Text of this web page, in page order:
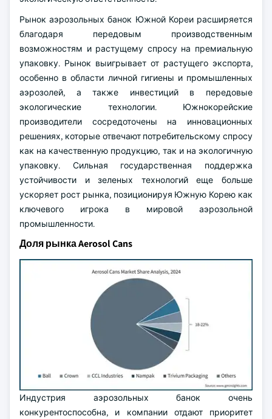
Рынок аэрозольных банок Южной Кореи расширяется
благодаря передовым производственным
возможностям и растущему спросу на премиальную
упаковку. Рынок выигрывает от растущего экспорта,
особенно в области личной гигиены и промышленных
аэрозолей, а также инвестиций в передовые
экологические технологии. Южнокорейские
производители сосредоточены на инновационных
решениях, которые отвечают потребительскому спросу
как на качественную продукцию, так и на экологичную
упаковку. Сильная государственная поддержка
устойчивости и зеленых технологий еще больше
ускоряет рост рынка, позиционируя Южную Корею как
ключевого игрока в мировой аэрозольной
промышленности.
Доля рынка Aerosol Cans
Индустрия аэрозольных банок очень
конкурентоспособна, и компании отдают приоритет